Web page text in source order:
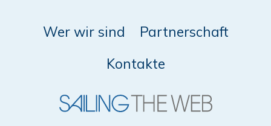
Wer wir sind
Partnerschaft
Kontakte